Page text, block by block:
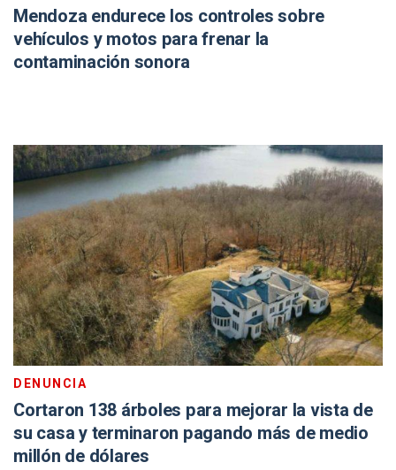
Mendoza endurece los controles sobre
vehículos y motos para frenar la
contaminación sonora
DENUNCIA
Cortaron 138 árboles para mejorar la vista de
su casa y terminaron pagando más de medio
millón de dólares